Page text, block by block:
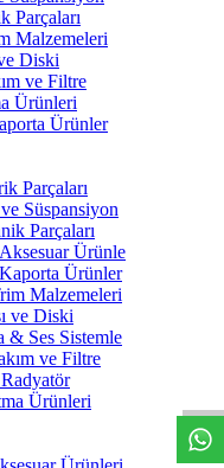
Parçaları
Malzemeleri
Diski
ve Filtre
Ürünleri
Ürünler
Parçaları
Süspansiyon
Parçaları
Ürünle
Ürünler
Malzemeleri
ve Diski
Ses Sistemle
ve Filtre
Ürünleri